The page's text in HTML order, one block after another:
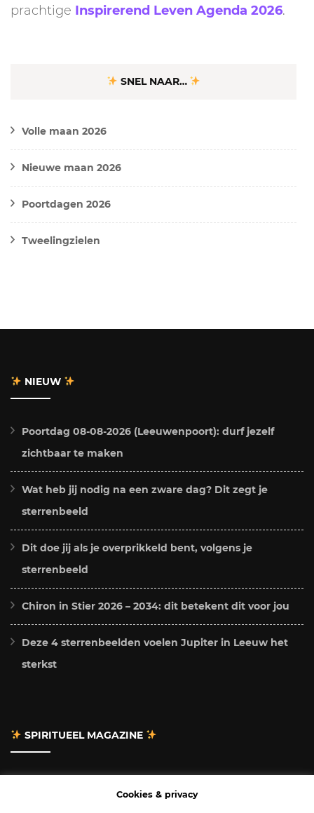
prachtige Inspirerend Leven Agenda 2026.
SNEL NAAR…
Volle maan 2026
Nieuwe maan 2026
Poortdagen 2026
Tweelingzielen
NIEUW
Poortdag 08-08-2026 (Leeuwenpoort): durf jezelf
zichtbaar te maken
Wat heb jij nodig na een zware dag? Dit zegt je
sterrenbeeld
Dit doe jij als je overprikkeld bent, volgens je
sterrenbeeld
Chiron in Stier 2026 – 2034: dit betekent dit voor jou
Deze 4 sterrenbeelden voelen Jupiter in Leeuw het
sterkst
SPIRITUEEL MAGAZINE
Cookies & privacy